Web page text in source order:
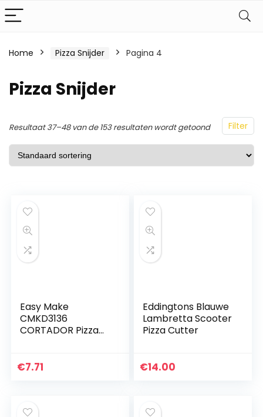
Home Pizza Snijder Pagina 4
Pizza Snijder
Filter
Resultaat 37–48 van de 153 resultaten wordt getoond
Easy Make
CMKD3136
CORTADOR Pizza
meerkleurig, één
€7.71
Eddingtons Blauwe
Lambretta Scooter
Pizza Cutter
€14.00